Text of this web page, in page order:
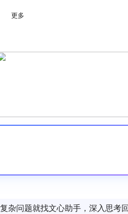
更多
复杂问题就找文心助手，深入思考